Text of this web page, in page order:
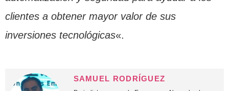
clientes a obtener mayor valor de sus
inversiones tecnológicas«.
SAMUEL RODRÍGUEZ